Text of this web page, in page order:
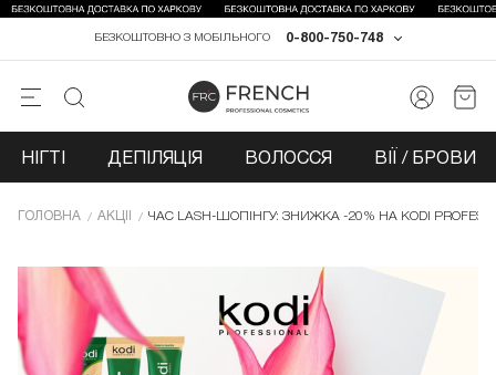
0-800-750-748
БЕЗКОШТОВНО З МОБІЛЬНОГО
НІГТІ ДЕПІЛЯЦІЯ ВОЛОССЯ ВІЇ / БРОВИ
ГОЛОВНА АКЦІЇ ЧАС LASH-ШОПІНГУ: ЗНИЖКА -20% НА KODI